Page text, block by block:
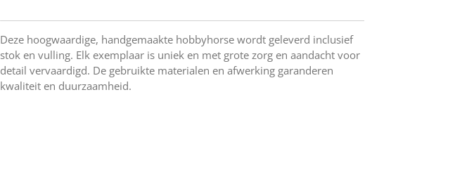
Deze hoogwaardige, handgemaakte hobbyhorse wordt geleverd inclusief
stok en vulling. Elk exemplaar is uniek en met grote zorg en aandacht voor
detail vervaardigd. De gebruikte materialen en afwerking garanderen
kwaliteit en duurzaamheid.